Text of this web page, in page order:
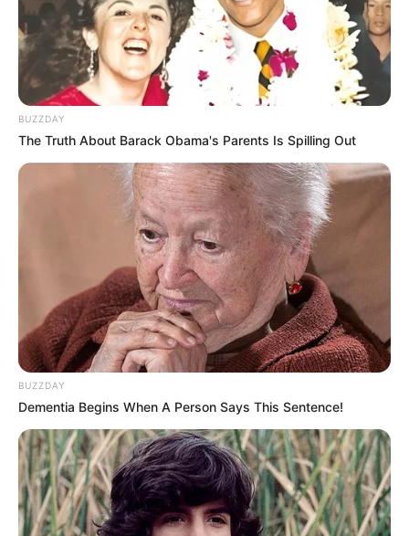
BUZZDAY
The Truth About Barack Obama's Parents Is Spilling Out
BUZZDAY
Dementia Begins When A Person Says This Sentence!